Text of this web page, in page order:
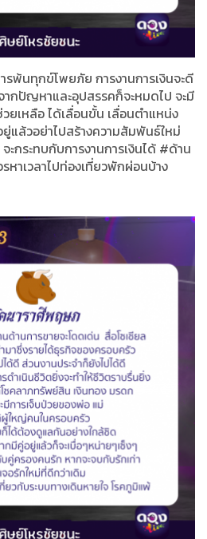
รพ้นทุกข์โพยภัย การงานการเงินจะดี
กปัญหาและอุปสรรคก็จะหมดไป จะมี
เหลือ ได้เลื่อนขั้น เลื่อนตำแหน่ง
แล้วอย่าไปสร้างความสัมพันธ์ใหม่
ะกระทบกับการงานการเงินได้ #ด้าน
หาเวลาไปท่องเที่ยวพักผ่อนบ้าง